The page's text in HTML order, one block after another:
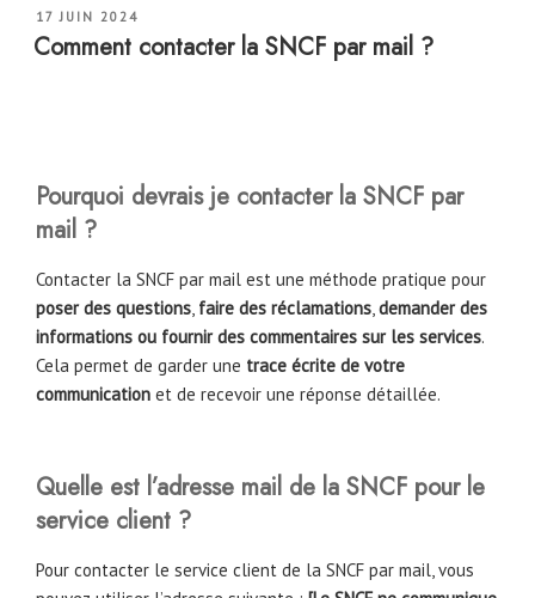
PUBLIÉ
LE
17 JUIN 2024
Comment contacter la SNCF par mail ?
Pourquoi devrais je contacter la SNCF par
mail ?
Contacter la SNCF par mail est une méthode pratique pour
poser des questions faire des réclamations demander des
informations ou fournir des commentaires sur les services.
Cela permet de garder une trace écrite de votre
communication et de recevoir une réponse détaillée.
Quelle est l’adresse mail de la SNCF pour le
service client ?
Pour contacter le service client de la SNCF par mail, vous